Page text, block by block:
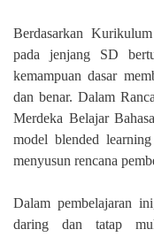
Berdasarkan
pada jenjang SD
kemampuan dasar
dan benar. Dalam
Merdeka Belajar
model blended
menyusun rencana
Dalam pembelajaran
daring dan tatap